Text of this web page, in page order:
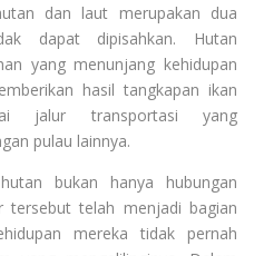
dan laut merupakan dua
dapat dipisahkan. Hutan
yang menunjang kehidupan
hasil tangkapan ikan
jalur transportasi yang
pulau lainnya.
bukan hanya hubungan
tersebut telah menjadi bagian
mereka tidak pernah